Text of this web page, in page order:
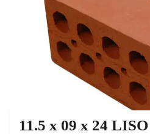
11.5 x 09 x 24 LISO